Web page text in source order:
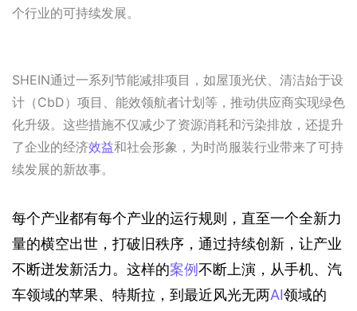
个行业的可持续发展。
SHEIN通过一系列节能减排项目，如屋顶光伏、清洁始于设
计（CbD）项目、能效领航者计划等，推动供应商实现绿色
化升级。这些措施不仅减少了资源消耗和污染排放，还提升
了企业的经济效益和社会形象，为时尚服装行业带来了可持
续发展的新故事。
每个产业都有每个产业的运行规则，直至一个全新力
量的横空出世，打破旧秩序，通过持续创新，让产业
不断迸发新活力。这样的案例不断上演，从手机、汽
车领域的苹果、特斯拉，到最近风光无两AI领域的